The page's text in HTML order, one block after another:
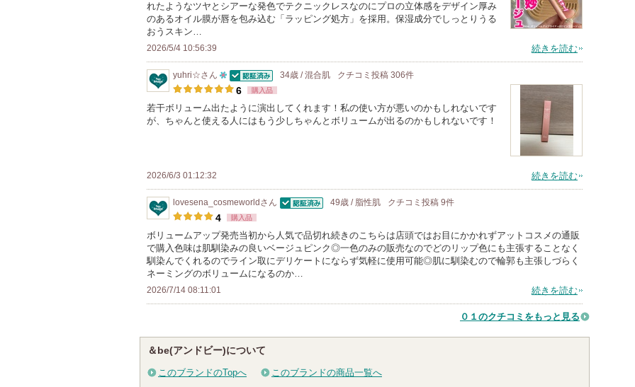
気
り
登
録
さ
ま
す
上
ン
バ
ー
に
登
録
さ
れ
れたようなツヤとシアーな発色でテクニックレスなのにプロの立体感をデザイン厚み
のあるオイル膜が唇を包み込む「ラッピング処方」を採用。保湿成分でしっとりうる
おうスキン…
2026/5/4 10:56:39 続きを読む
yuhri☆さん
10
人
以
ン
バ
ー
に
お
気
に
録
さ
認証済
34歳 / 混合肌 クチコミ投稿 306件
6 購入品
若干ボリューム出たように演出してくれます！私の使い方が悪いのかもしれないです
が、ちゃんと使える人にはもう少しちゃんとボリュームが出るのかもしれないです！
2026/6/3 01:12:32 続きを読む
lovesena_cosmeworld さん
49歳 / 脂性肌 クチコミ投稿 9件
4 購入品
ボリュームアップ発売当初から人気で品切れ続きのこちらは店頭ではお目にかかれずアットコスメの通販
で購入色味は肌馴染みの良いベージュピンク◎一色のみの販売なのでどのリップ色にも主張することなく
馴染んでくれるのでライン取にデリケートにならず気軽に使用可能◎肌に馴染むので輪郭も主張しづらく
ネーミングのボリュームになるのか…
2026/7/14 08:11:01 続きを読む
０１のクチコミをもっと見る
＆be(アンドビー)について
このブランドのTopへ このブランドの商品一覧へ